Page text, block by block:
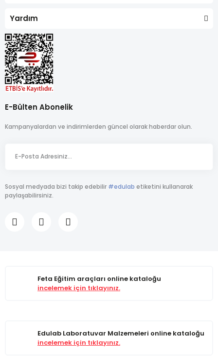
Yardım
E-Bülten Abonelik
Kampanyalardan ve indirimlerden güncel olarak haberdar olun.
Sosyal medyada bizi takip edebilir #edulab etiketini kullanarak
paylaşabilirsiniz.
Feta Eğitim araçları online kataloğu
incelemek için tıklayınız.
Edulab Laboratuvar Malzemeleri online kataloğu
incelemek için tıklayınız.